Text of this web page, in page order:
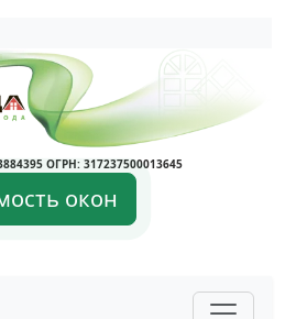
в Max
в Telegram
ОГРН: 317237500013645
окон